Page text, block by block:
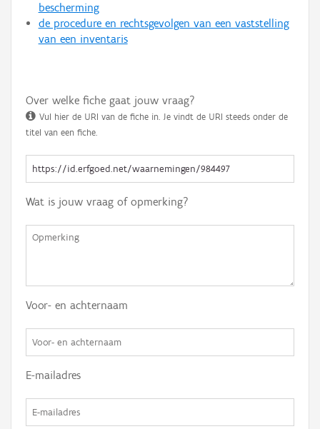
bescherming
de procedure en rechtsgevolgen van een vaststelling
van een inventaris
Over welke fiche gaat jouw vraag?
Vul hier de URI van de fiche in. Je vindt de URI steeds onder de
titel van een fiche.
Wat is jouw vraag of opmerking?
Voor- en achternaam
E-mailadres